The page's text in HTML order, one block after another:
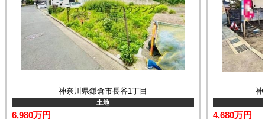
神奈川県鎌倉市長谷1丁目
土地
6,980万円
神
4,680万円